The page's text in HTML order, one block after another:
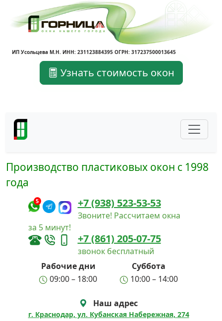
ИП Усольцева М.Н. ИНН: 231123884395 ОГРН: 317237500013645
Узнать стоимость окон
Производство пластиковых окон с 1998
года
5 +7 (938) 523-53-53
Звоните! Рассчитаем окна
за 5 минут!
+7 (861) 205-07-75
звонок бесплатный
Рабочие дни
Суббота
09:00 – 18:00
10:00 – 14:00
Наш адрес
г. Краснодар, ул. Кубанская Набережная, 274